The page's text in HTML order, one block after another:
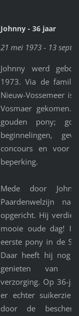
Johnny - 36 jaar
21 mei 1973 - 13
Johnny werd
1973. Via de
Nieuw-Vossemeer is
Vosmaer gekomen.
gouden pony;
beginnelingen,
concours en voor
beperking.
Mede door
Paardenwelzijn na
opgericht. Hij
mooie oude dag!
eerste pony in de
Daar heeft hij nog
genieten van
verzorging. Op 36-
er echter
door de